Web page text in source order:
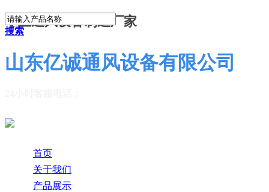
专业通风设备制造厂家
山东亿诚通风设备有限公司
搜索
首页
关于我们
产品展示